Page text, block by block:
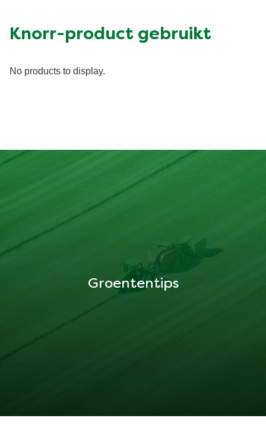
Knorr-product gebruikt
No products to display.
Groententips